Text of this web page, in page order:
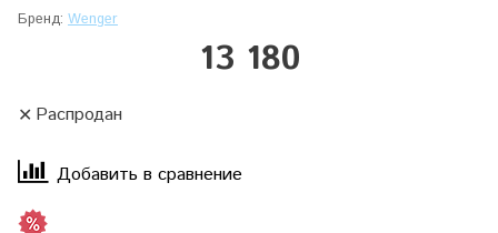
Бренд: Wenger
13 180
Распродан
Добавить в сравнение